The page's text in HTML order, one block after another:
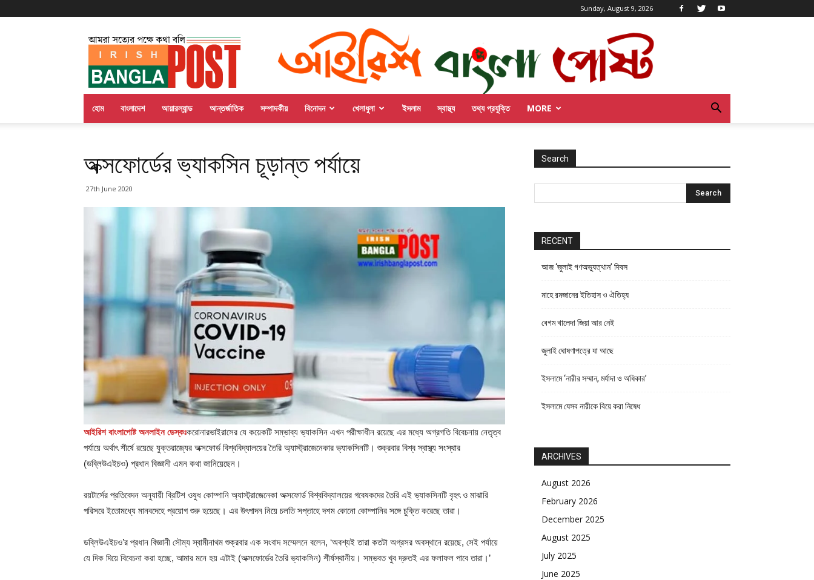
Sunday, August 9, 2026
Irish
Bangla
Post
হোম বাংলাদেশ আয়ারল্যান্ড আন্তর্জাতিক সম্পাদকীয় বিনোদন খেলাধুলা ইসলাম স্বাস্থ্য তথ্য প্রযুক্তি MORE
অক্সফোর্ডের ভ্যাকসিন চূড়ান্ত পর্যায়ে
27th June 2020
আইরিশ বাংলাপোষ্ট অনলাইন ডেস্কঃকরোনারভাইরাসের যে কয়েকটি সম্ভাব্য ভ্যাকসিন এখন পরীক্ষাধীন রয়েছে এর মধ্যে অগ্রগতি বিবেচনায় নেতৃত্ব
পর্যায়ে অর্থাৎ শীর্ষে রয়েছে যুক্তরাজ্যের অক্সফোর্ড বিশ্ববিদ্যালয়ের তৈরি অ্যাস্ট্রাজেনেকার ভ্যাকসিনটি। শুক্রবার বিশ্ব স্বাস্থ্য সংস্থার
(ডব্লিউএইচও) প্রধান বিজ্ঞানী এমন কথা জানিয়েছেন।
রয়টার্সের প্রতিবেদন অনুযায়ী ব্রিটিশ ওষুধ কোম্পানি অ্যাস্ট্রাজেনেকা অক্সফোর্ড বিশ্ববিদ্যালয়ের গবেষকদের তৈরি এই ভ্যাকসিনটি বৃহৎ ও মাঝারি
পরিসরে ইতোমধ্যে মানবদেহে প্রয়োগ শুরু হয়েছে। এর উৎপাদন নিয়ে চলতি সপ্তাহে দশম কোনো কোম্পানির সঙ্গে চুক্তি করেছে তারা।
ডব্লিউএইচও’র প্রধান বিজ্ঞানী সৌম্য স্বামীনাথম শুক্রবার এক সংবাদ সম্মেলনে বলেন, ‘অবশ্যই তারা কতটা অগ্রসর অবস্থানে রয়েছে, সেই পর্যায়ে
যে দিক দিয়ে বিবেচনা করা হচ্ছে, আমার মনে হয় এটাই (অক্সফোর্ডের তৈরি ভ্যাকসিন) শীর্ষস্থানীয়। সম্ভবত খুব দ্রুতই এর ফলাফল পাবে তারা।’
Search
RECENT
আজ ‘জুলাই গণঅভ্যুত্থান’ দিবস
মাহে রমজানের ইতিহাস ও ঐতিহ্য
বেগম খালেদা জিয়া আর নেই
জুলাই ঘোষণাপত্রে যা আছে
ইসলামে ‘নারীর সম্মান, মর্যাদা ও অধিকার’
ইসলামে যেসব নারীকে বিয়ে করা নিষেধ
ARCHIVES
August 2026
February 2026
December 2025
August 2025
July 2025
June 2025